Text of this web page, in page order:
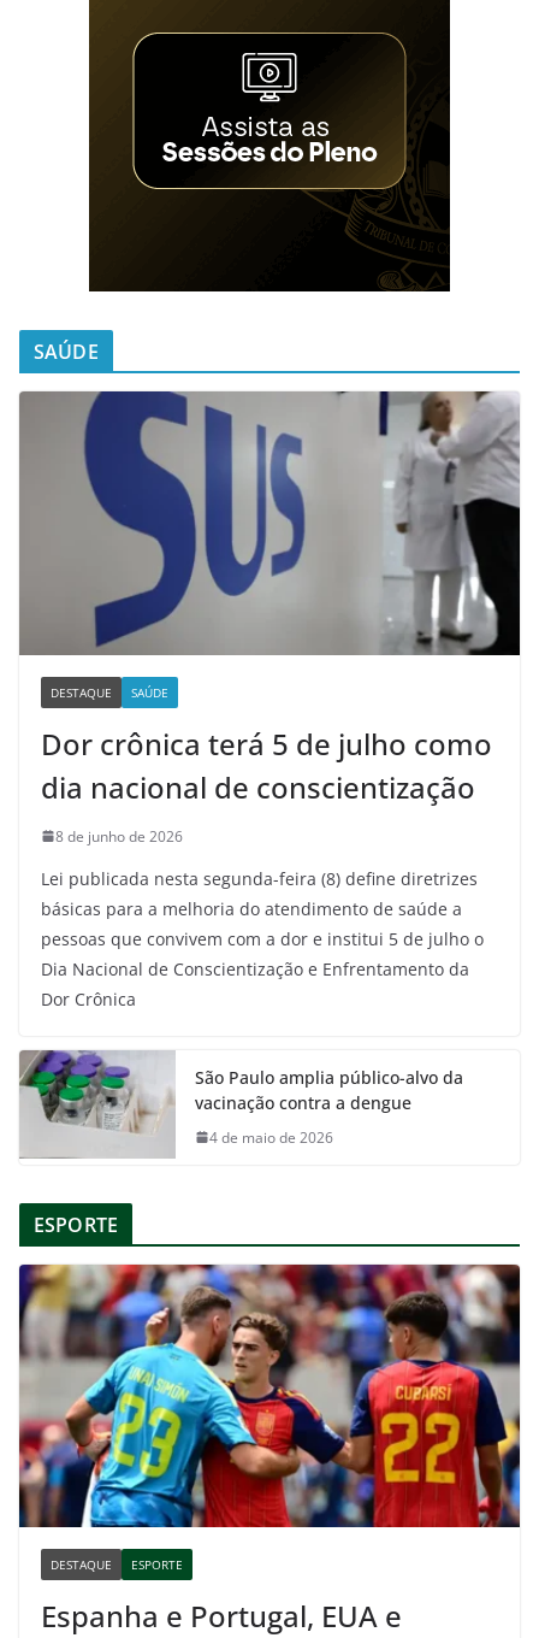
SAÚDE
DESTAQUE SAÚDE
Dor crônica terá 5 de julho como
dia nacional de conscientização
8 de junho de 2026
Lei publicada nesta segunda-feira (8) define diretrizes
básicas para a melhoria do atendimento de saúde a
pessoas que convivem com a dor e institui 5 de julho o
Dia Nacional de Conscientização e Enfrentamento da
Dor Crônica
São Paulo amplia público-alvo da
vacinação contra a dengue
4 de maio de 2026
ESPORTE
DESTAQUE ESPORTE
Espanha e Portugal, EUA e